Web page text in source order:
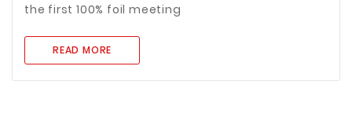
the first 100% foil meeting
READ MORE